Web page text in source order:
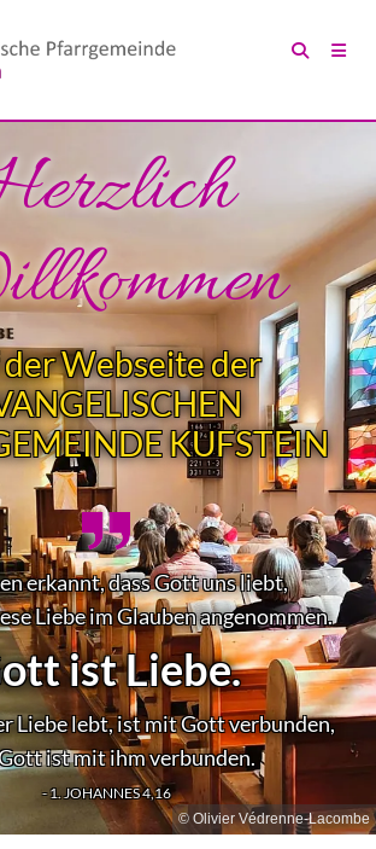
Webseite der
KUFSTEIN
erkannt, dass Gott uns liebt,
Liebe im Glauben angenommen.
ist Liebe.
Liebe lebt, ist mit Gott verbunden,
ist mit ihm verbunden.
- 1. JOHANNES 4,16
© Olivier Védrenne-Lacombe